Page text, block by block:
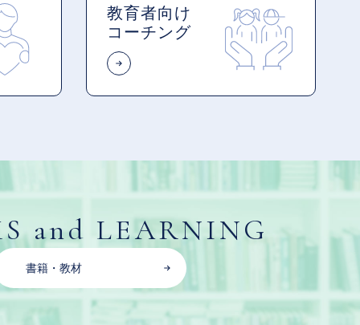
教育者向け
コーチング
and LEARNING
書籍・教材